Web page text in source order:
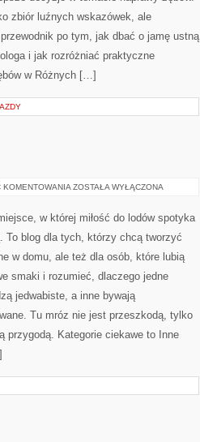
zbiór luźnych wskazówek, ale
po tym, jak dbać o jamę ustną
i jak rozróżniać praktyczne
w Różnych […]
KOMENTOWANIA LODY
ZOSTAŁA WYŁĄCZONA
w której miłość do lodów spotyka
To blog dla tych, którzy chcą tworzyć
w domu, ale też dla osób, które lubią
smaki i rozumieć, dlaczego jedne
jedwabiste, a inne bywają
Tu mróz nie jest przeszkodą, tylko
przygodą. Kategorie ciekawe to Inne